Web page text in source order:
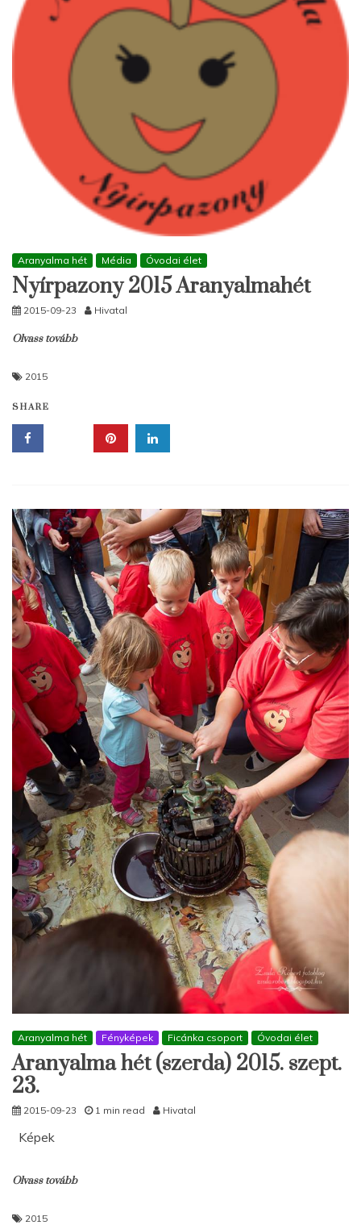
Aranyalma hét Média Óvodai élet
Nyírpazony 2015 Aranyalmahét
2015-09-23 Hivatal
Olvass tovább
2015
SHARE
Aranyalma hét Fényképek Ficánka csoport Óvodai élet
Aranyalma hét (szerda) 2015. szept.
23.
2015-09-23 1 min read Hivatal
Képek
Olvass tovább
2015